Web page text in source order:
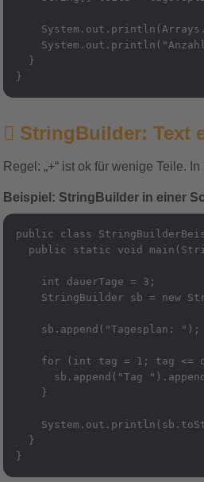
  }
}
StringBuilder: Text
Regel: „+“ ist ok für wenige Teile.
Beispiel: StringBuilder in einer
public class
public static void
    int dauerTage = 3;
StringBuilder sb = new
    sb.append("Tagesplan: ");
for (int tag = 1; tag <=
sb.append("Tag
    }
  }
}